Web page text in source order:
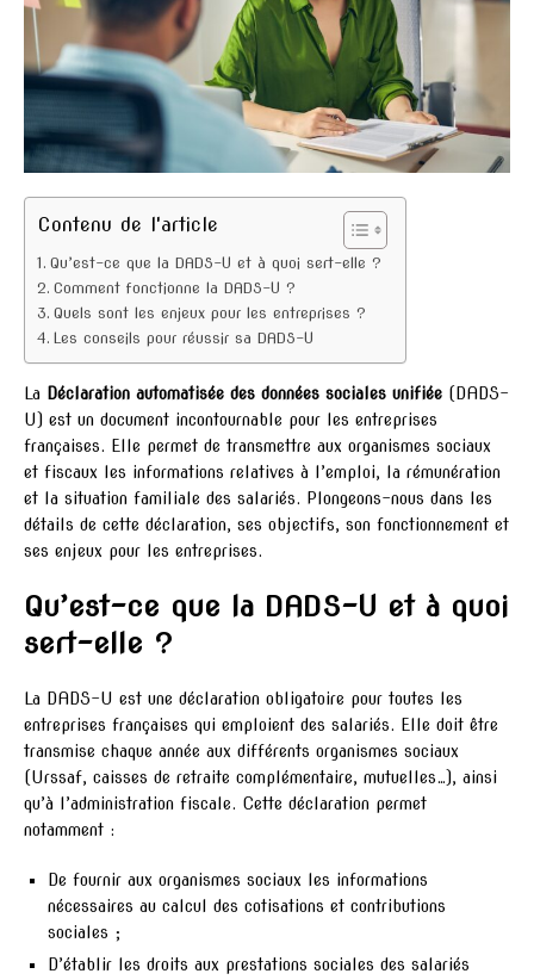
Contenu de l'article
Qu’est-ce que la DADS-U et à quoi sert-elle ?
Comment fonctionne la DADS-U ?
Quels sont les enjeux pour les entreprises ?
Les conseils pour réussir sa DADS-U
La Déclaration automatisée des données sociales unifiée (DADS-
U) est un document incontournable pour les entreprises
françaises. Elle permet de transmettre aux organismes sociaux
et fiscaux les informations relatives à l’emploi, la rémunération
et la situation familiale des salariés. Plongeons-nous dans les
détails de cette déclaration, ses objectifs, son fonctionnement et
ses enjeux pour les entreprises.
Qu’est-ce que la DADS-U et à quoi
sert-elle ?
La DADS-U est une déclaration obligatoire pour toutes les
entreprises françaises qui emploient des salariés. Elle doit être
transmise chaque année aux différents organismes sociaux
(Urssaf, caisses de retraite complémentaire, mutuelles…), ainsi
qu’à l’administration fiscale. Cette déclaration permet
notamment :
De fournir aux organismes sociaux les informations
nécessaires au calcul des cotisations et contributions
sociales ;
D’établir les droits aux prestations sociales des salariés